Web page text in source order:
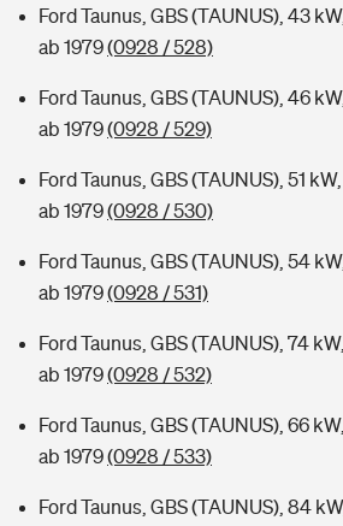
Ford Taunus, GBS (TAUNUS), 43
ab 1979(0928 / 528)
Ford Taunus, GBS (TAUNUS), 46
ab 1979(0928 / 529)
Ford Taunus, GBS (TAUNUS), 51
ab 1979(0928 / 530)
Ford Taunus, GBS (TAUNUS), 54
ab 1979(0928 / 531)
Ford Taunus, GBS (TAUNUS), 74
ab 1979(0928 / 532)
Ford Taunus, GBS (TAUNUS), 66
ab 1979(0928 / 533)
Ford Taunus, GBS (TAUNUS), 84